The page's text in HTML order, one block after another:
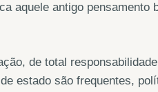
aquele antigo pensamento
de total
estado são frequentes,